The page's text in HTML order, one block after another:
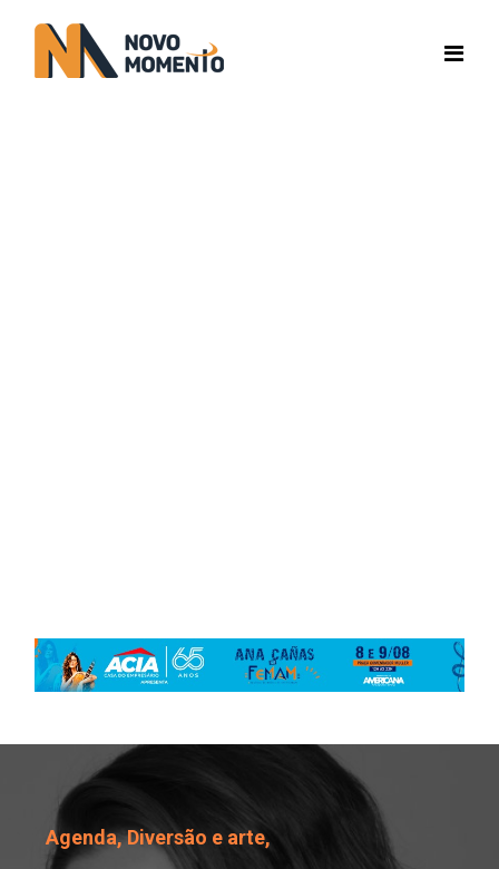
Sandy faz show na
Agenda,Diversão e arte,